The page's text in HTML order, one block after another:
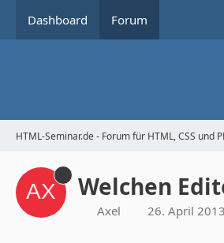
Dashboard Forum
HTML-Seminar.de - Forum für HTML, CSS und
Welchen
Axel 26. April